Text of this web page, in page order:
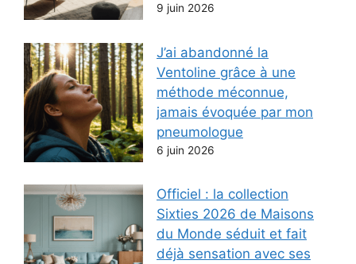
9 juin 2026
J’ai abandonné la
Ventoline grâce à une
méthode méconnue,
jamais évoquée par mon
pneumologue
6 juin 2026
Officiel : la collection
Sixties 2026 de Maisons
du Monde séduit et fait
déjà sensation avec ses